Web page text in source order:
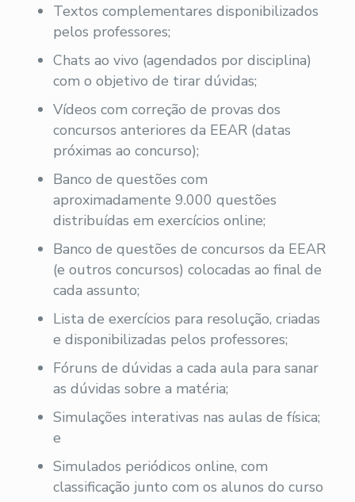
Textos complementares disponibilizados
pelos professores;
Chats ao vivo (agendados por disciplina)
com o objetivo de tirar dúvidas;
Vídeos com correção de provas dos
concursos anteriores da EEAR (datas
próximas ao concurso);
Banco de questões com
aproximadamente 9.000 questões
distribuídas em exercícios online;
Banco de questões de concursos da EEAR
(e outros concursos) colocadas ao final de
cada assunto;
Lista de exercícios para resolução, criadas
e disponibilizadas pelos professores;
Fóruns de dúvidas a cada aula para sanar
as dúvidas sobre a matéria;
Simulações interativas nas aulas de física;
e
Simulados periódicos online, com
classificação junto com os alunos do curso